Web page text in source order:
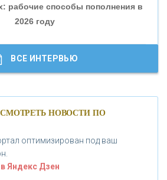
БАНК»
рабочие способы пополнения в
2026 году
логотип впервые за 19 лет -
ВСЕ ИНТЕРВЬЮ
НОВОСТИ ПО
оптимизирован под ваш
Яндекс Дзен